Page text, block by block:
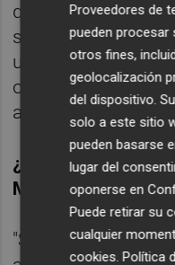
que sean sus
sea en la ciudad,
un futbolista, si
o al propietario;
agallas para
¿Y LOS
MARCELINO?
"Sí, lo hicieron.
Proveedores de
pueden
otros fines,
geolocalización
del dispositivo.
solo a este sitio
pueden basarse
lugar del
oponerse en
Puede retirar su
cualquier
cookies .Política